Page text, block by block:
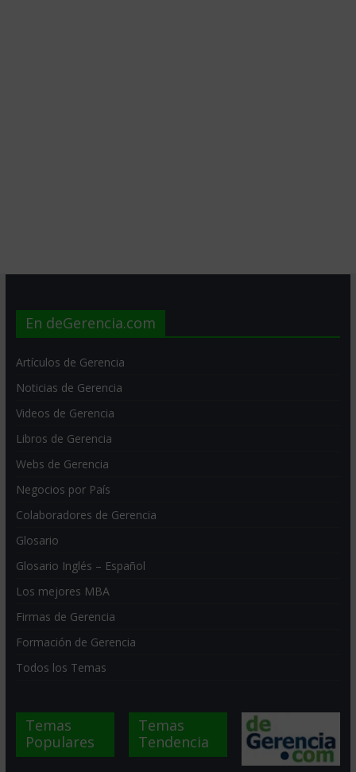
En deGerencia.com
Artículos de Gerencia
Noticias de Gerencia
Videos de Gerencia
Libros de Gerencia
Webs de Gerencia
Negocios por País
Colaboradores de Gerencia
Glosario
Glosario Inglés – Español
Los mejores MBA
Firmas de Gerencia
Formación de Gerencia
Todos los Temas
Temas
Populares
Temas
Tendencia